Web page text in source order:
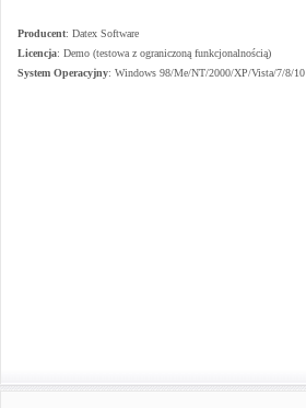
Producent: Datex Software
Licencja: Demo (testowa z ograniczoną funkcjonalnością)
System Operacyjny: Windows 98/Me/NT/2000/XP/Vista/7/8/10